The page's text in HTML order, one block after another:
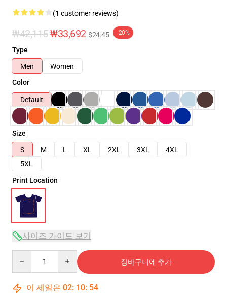
(1 customer reviews)
₩42,115₩33,692 $24.45 -20%
Type
Men
Women
Color
Default
Size
S
M L XL 2XL 3XL
4XL
5XL
Print Location
사이즈 가이드 보기
장바구니에 추가
이 세일은 02: 10: 54